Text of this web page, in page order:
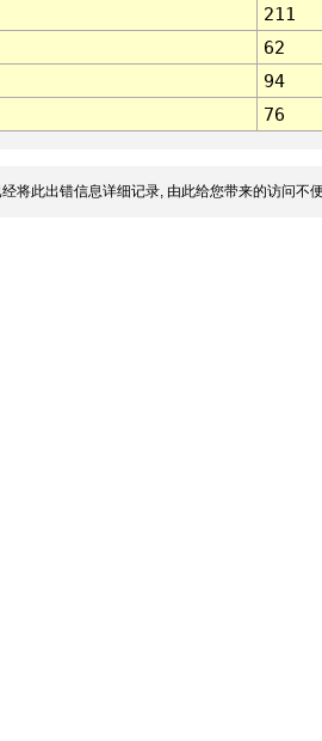
211
62
94
76
将此出错信息详细记录, 由此给您带来的访问不